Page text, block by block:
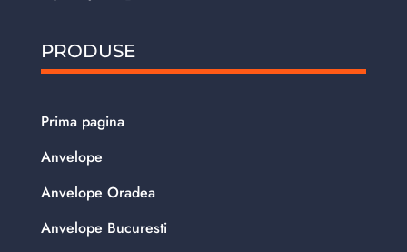
PRODUSE
Prima pagina
Anvelope
Anvelope Oradea
Anvelope Bucuresti